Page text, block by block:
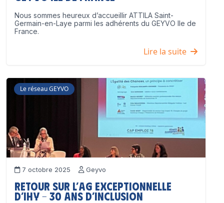
Nous sommes heureux d’accueillir ATTILA Saint-
Germain-en-Laye parmi les adhérents du GEYVO Ile de
France.
Lire la suite
Le réseau GEYVO
7 octobre 2025 Geyvo
Retour sur l’AG exceptionnelle
d’IHY – 30 ans d’inclusion